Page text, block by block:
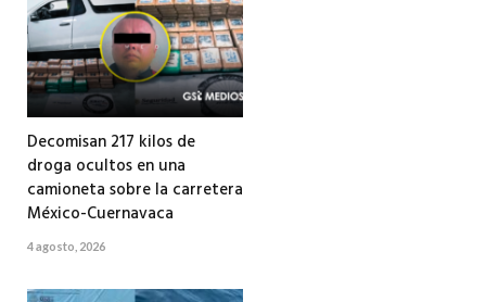
Decomisan 217 kilos de
droga ocultos en una
camioneta sobre la carretera
México-Cuernavaca
4 agosto, 2026